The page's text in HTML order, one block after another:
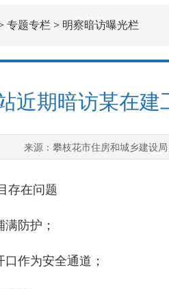
专题专栏 > 明察暗访曝光栏
近期暗访某在
来源： 攀枝花市住房和城乡建设局
在问题
防护；
作为安全通道；